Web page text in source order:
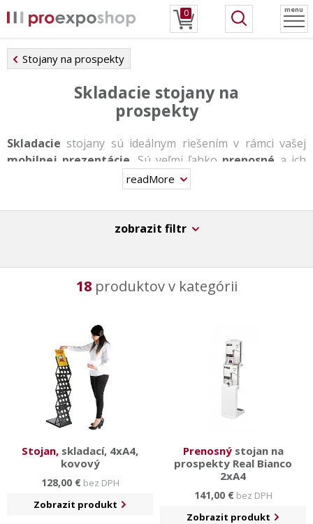
0 menu
Stojany na prospekty
Skladacie stojany na
prospekty
Skladacie stojany sú ideálnym riešením v rámci vašej
mobilnej prezentácie . Sú veľmi ľahko prenosné a ich
zostavenie zaberie iba pár minút, bez potreby
hliníka, alternatívne variantom je textilný dizajn. Stojany
A5 a A6 / DL, ktoré slúžia pre uloženie vašich
propagačných materiálov. Prevažná časť stojanov
K ešte väčšej spokojnosti možno dokúpiťtransportnú
a iné praktické príslušenstvo
readMore
zobrazit filtr
18produktov v kategórii
Stojan, skladací, 4xA4,
kovový
128,00 €bez DPH
Zobrazit produkt
Prenosnýstojan na
prospekty Real Bianco
2xA4
141,00 €bez DPH
Zobrazit produkt